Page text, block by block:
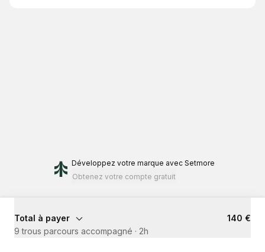
Développez votre marque avec Setmore
Obtenez votre compte gratuit
Total à payer
140 €
9 trous parcours accompagné · 2h